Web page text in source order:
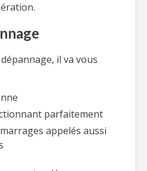
il va vous
parfaitement
appelés aussi